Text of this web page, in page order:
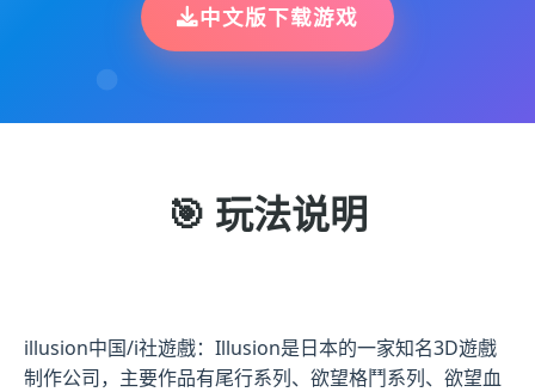
中文版下载游戏
🎯 玩法说明
illusion中国/i社遊戲：Illusion是日本的一家知名3D遊戲
制作公司，主要作品有尾行系列、欲望格鬥系列、欲望血